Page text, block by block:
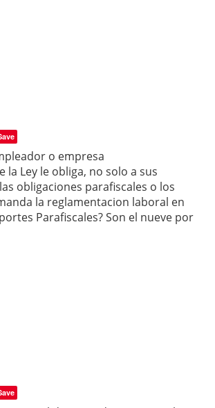
o empresa
Ley le obliga, no solo a sus
obligaciones parafiscales o los
la reglamentacion laboral en
Parafiscales? Son el nueve por